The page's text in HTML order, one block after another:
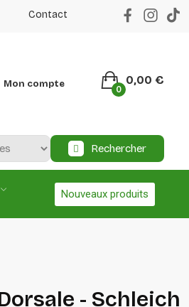
Contact
Mon compte 0,00 €
0
Rechercher
Nouveaux produits
- Schleich